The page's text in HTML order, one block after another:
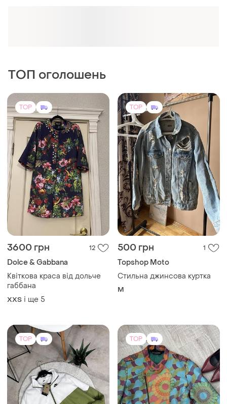
Dolce & Gabbana
габбана
XХS і ще 5
M
TOP
1999 грн
2499 грн -21%
Вітровка від nike
TOP
700 грн
Бомбер desigual стильний
короткий
ХS і ще 1
TOP TOP